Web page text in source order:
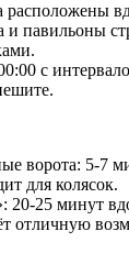
и павильоны
с
ворота: 5-7
для колясок.
25 минут
отличную